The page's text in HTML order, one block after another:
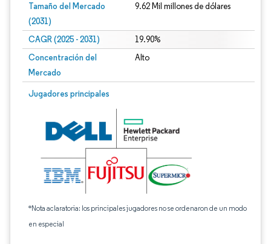
Tamaño del Mercado
(2031)
9.62 Mil millones de dólares
CAGR (2025 - 2031) 19.90%
Concentración del
Mercado
Alto
Jugadores principales
*Nota aclaratoria: los principales jugadores no se ordenaron de un modo
en especial